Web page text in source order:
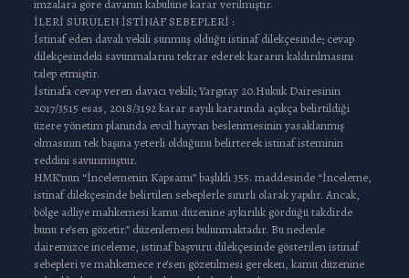
imzalara göre davanın kabulüne karar verilmiştir.
İLERİ SÜRÜLEN İSTİNAF SEBEPLERİ :
İstinaf eden davalı vekili sunmuş olduğu istinaf dilekçesinde; cevap
dilekçesindeki savunmalarını tekrar ederek kararın kaldırılmasını
talep etmiştir.
İstinafa cevap veren davacı vekili; Yargıtay 20.Hukuk Dairesinin
2017/3515 esas, 2018/3192 karar sayılı kararında açıkça belirtildiği
üzere yönetim planında evcil hayvan beslenmesinin yasaklanmış
olmasının tek başına yeterli olduğunu belirterek istinaf isteminin
reddini savunmuştur.
HMK’nun “İncelemenin Kapsamı” başlıklı 355. maddesinde “İnceleme,
istinaf dilekçesinde belirtilen sebeplerle sınırlı olarak yapılır. Ancak,
bölge adliye mahkemesi kamu düzenine aykırılık gördüğü takdirde
bunu re’sen gözetir.” düzenlemesi bulunmaktadır. Bu nedenle
dairemizce inceleme, istinaf başvuru dilekçesinde gösterilen istinaf
sebepleri ve mahkemece re’sen gözetilmesi gereken, kamu düzenine